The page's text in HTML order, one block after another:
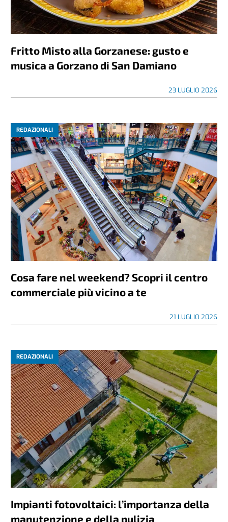
Fritto Misto alla Gorzanese: gusto e
musica a Gorzano di San Damiano
23 LUGLIO 2026
REDAZIONALI
Cosa fare nel weekend? Scopri il centro
commerciale più vicino a te
21 LUGLIO 2026
REDAZIONALI
Impianti fotovoltaici: l’importanza della
manutenzione e della pulizia